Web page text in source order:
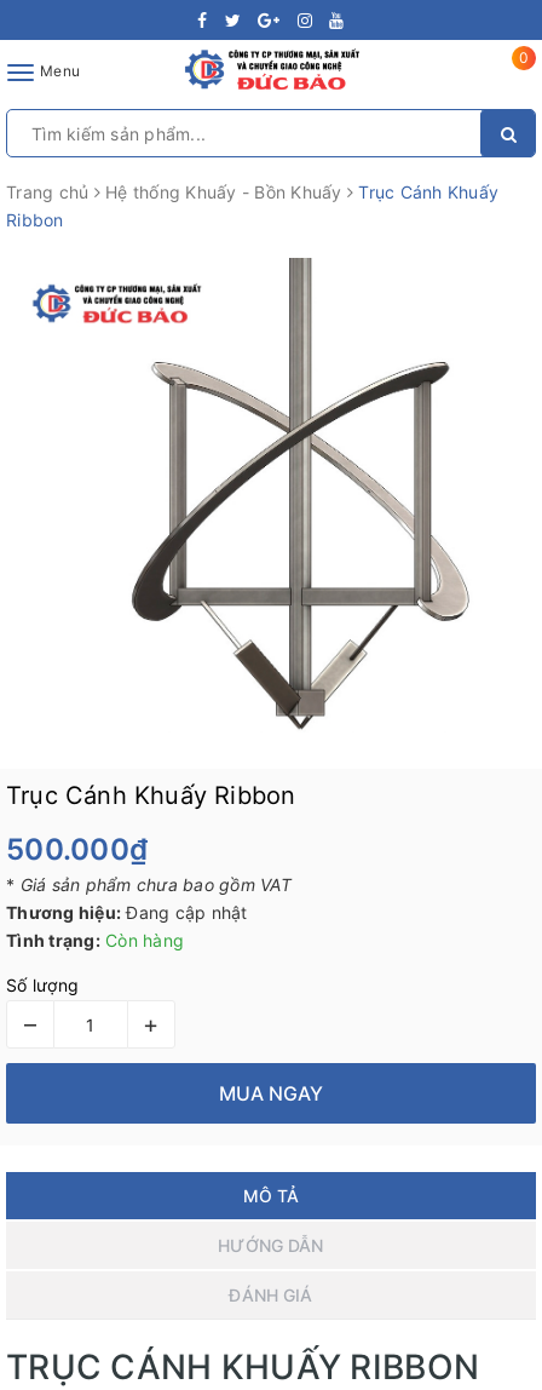
ToggleMenu
0
Trang chủ Hệ thống Khuấy - Bồn Khuấy
Trục Cánh Khuấy
Ribbon
Trục Cánh Khuấy Ribbon
500.000₫
* Giá sản phẩm chưa bao gồm VAT
Thương hiệu: Đang cập nhật
Tình trạng: Còn hàng
Số lượng
– +
MUA NGAY
MÔ TẢ
HƯỚNG DẪN
ĐÁNH GIÁ
TRỤC CÁNH KHUẤY RIBBON